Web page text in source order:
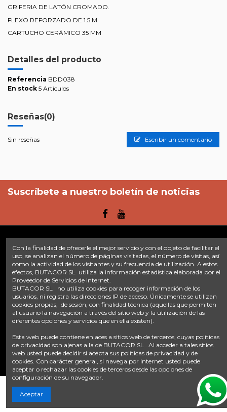
GRIFERIA DE LATÓN CROMADO.
FLEXO REFORZADO DE 1.5 M.
CARTUCHO CERÁMICO 35 MM
Detalles del producto
Referencia BDD038
En stock 5 Artículos
Reseñas(0)
Sin reseñas Escribir un comentario
Suscríbete a nuestro boletín de noticias
Enlaces
Inicio Sobre nosotros Contacte con nosotros
Aviso legal
Política de privacidad
Tratamiento de datos
Términos y condiciones
Plazos de envío
Contáctanos
638 28 57 85
info@fontacor.com
© FONTACOR
2026 Todos los derechos reservados. | Desarrollado por
Onnix Software
Con la finalidad de ofrecerle el mejor servicio y con el objeto de facilitar el
uso, se analizan el número de páginas visitadas, el número de visitas, así
como la actividad de los visitantes y su frecuencia de utilización. A estos
efectos, BUTACOR SL utiliza la información estadística elaborada por el
Proveedor de Servicios de Internet.
BUTACOR SL no utiliza cookies para recoger información de los
usuarios, ni registra las direcciones IP de acceso. Únicamente se utilizan
cookies propias, de sesión, con finalidad técnica (aquellas que permiten
al usuario la navegación a través del sitio web y la utilización de las
diferentes opciones y servicios que en ella existen).
Esta web puede contiene enlaces a sitios web de terceros, cuyas políticas
de privacidad son ajenas a la de BUTACOR SL . Al acceder a tales sitios
web usted puede decidir si acepta sus políticas de privacidad y de
cookies. Con carácter general, si navega por internet usted puede
aceptar o rechazar las cookies de terceros desde las opciones de
configuración de su navegador.
Aceptar